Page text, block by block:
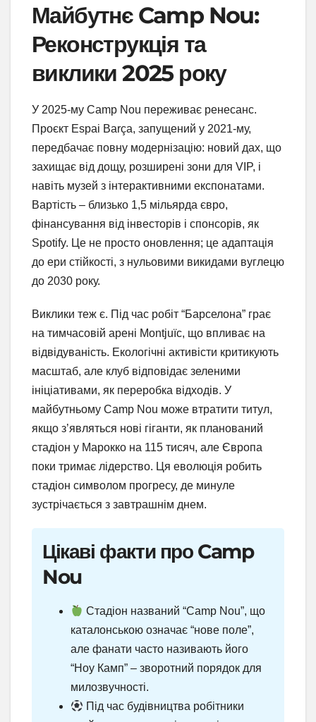
Майбутнє Camp Nou:
Реконструкція та
виклики 2025 року
У 2025-му Camp Nou переживає ренесанс.
Проєкт Espai Barça, запущений у 2021-му,
передбачає повну модернізацію: новий дах, що
захищає від дощу, розширені зони для VIP, і
навіть музей з інтерактивними експонатами.
Вартість – близько 1,5 мільярда євро,
фінансування від інвесторів і спонсорів, як
Spotify. Це не просто оновлення; це адаптація
до ери стійкості, з нульовими викидами вуглецю
до 2030 року.
Виклики теж є. Під час робіт “Барселона” грає
на тимчасовій арені Montjuïc, що впливає на
відвідуваність. Екологічні активісти критикують
масштаб, але клуб відповідає зеленими
ініціативами, як переробка відходів. У
майбутньому Camp Nou може втратити титул,
якщо з’являться нові гіганти, як планований
стадіон у Марокко на 115 тисяч, але Європа
поки тримає лідерство. Ця еволюція робить
стадіон символом прогресу, де минуле
зустрічається з завтрашнім днем.
Цікаві факти про Camp
Nou
Стадіон названий “Camp Nou”, що
каталонською означає “нове поле”,
але фанати часто називають його
“Ноу Камп” – зворотний порядок для
милозвучності.
Під час будівництва робітники